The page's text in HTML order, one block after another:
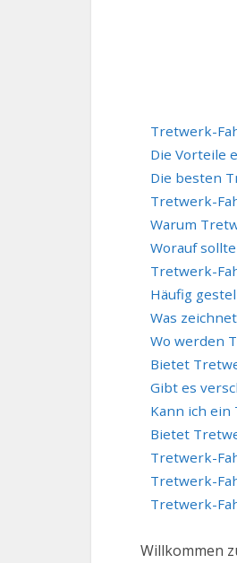
Tretwerk-
Die Vorteile
Die besten
Tretwerk-
Warum
Worauf
Tretwerk-
Häufig
Was
Wo werden
Bietet
Gibt es
Kann ich
Bietet
Tretwerk-
Tretwerk-
Tretwerk-
Willkommen